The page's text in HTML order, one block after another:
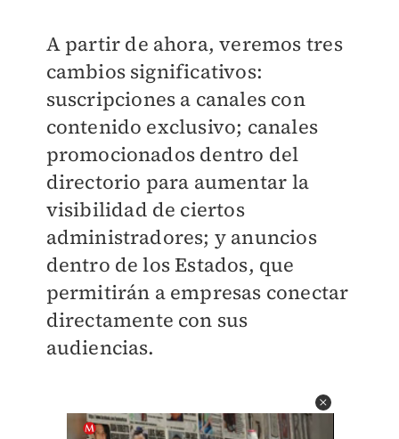
A partir de ahora, veremos tres
cambios significativos:
suscripciones a canales con
contenido exclusivo; canales
promocionados dentro del
directorio para aumentar la
visibilidad de ciertos
administradores; y anuncios
dentro de los Estados, que
permitirán a empresas conectar
directamente con sus
audiencias.